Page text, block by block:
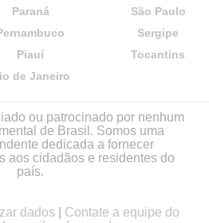
Paraná
Piauí
de Janeiro
São Paulo
Sergipe
Tocantins
ou patrocinado por nenhum
de Brasil. Somos uma
dedicada a fornecer
aos cidadãos e residentes do
país.
dados
Contate a equipe do